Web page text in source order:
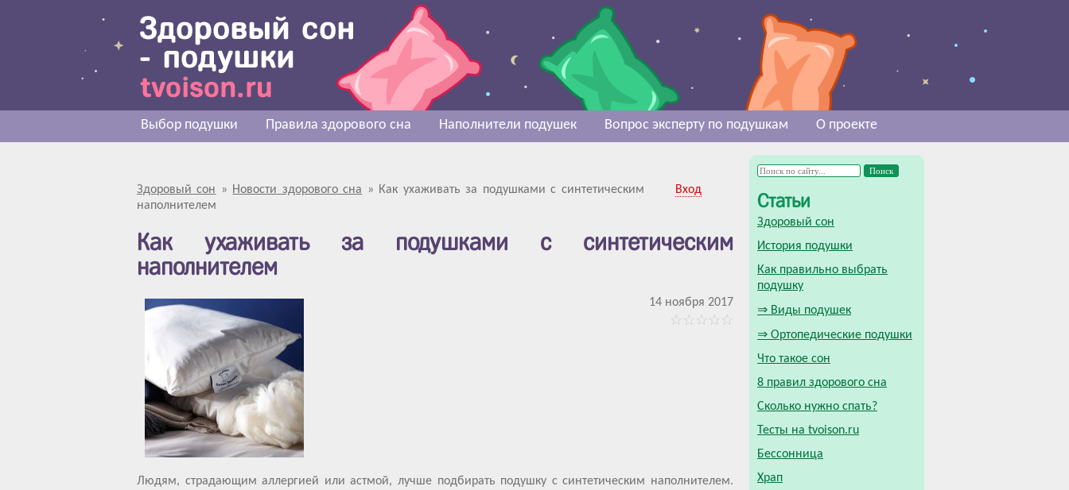
Выбор подушки Правила здорового сна Наполнители подушек Вопрос эксперту по подушкам О проекте
Здоровый сон » Новости здорового сна » Как ухаживать за подушками с синтетическим
наполнителем
Вход
Как ухаживать за подушками с синтетическим
наполнителем
14 ноября 2017
Людям, страдающим аллергией или астмой, лучше подбирать подушку с синтетическим наполнителем.
Статьи
Здоровый сон
История подушки
Как правильно выбрать
подушку
⇒ Виды подушек
⇒ Ортопедические подушки
Что такое сон
8 правил здорового сна
Сколько нужно спать?
Тесты на tvoison.ru
Бессонница
Храп